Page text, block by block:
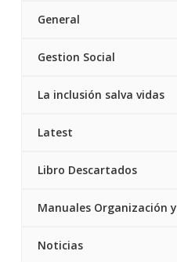
General
Gestion Social
La inclusión salva vidas
Latest
Libro Descartados
Manuales Organización
Noticias